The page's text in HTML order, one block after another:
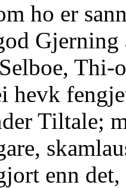
ho er
Thi-
hevk
Tiltale;
enn det,